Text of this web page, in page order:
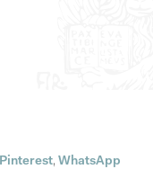
Pinterest, WhatsApp